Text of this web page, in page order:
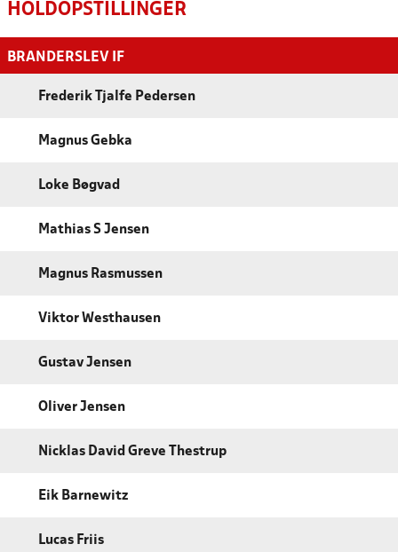
HOLDOPSTILLINGER
BRANDERSLEV IF
Frederik Tjalfe Pedersen
Magnus Gebka
Loke Bøgvad
Mathias S Jensen
Magnus Rasmussen
Viktor Westhausen
Gustav Jensen
Oliver Jensen
Nicklas David Greve Thestrup
Eik Barnewitz
Lucas Friis